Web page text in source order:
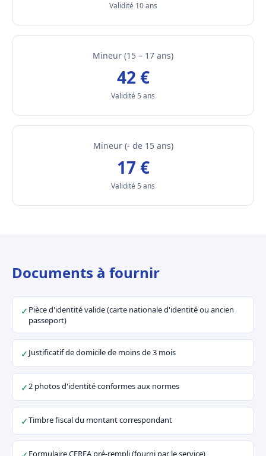
Validité 10 ans
Mineur (15 – 17 ans)
42 €
Validité 5 ans
Mineur (- de 15 ans)
17 €
Validité 5 ans
Documents à fournir
✓ Pièce d'identité valide (carte nationale d'identité ou ancien
passeport)
✓Justificatif de domicile de moins de 3 mois
✓2 photos d'identité conformes aux normes
✓Timbre fiscal du montant correspondant
Formulaire CERFA pré-rempli (fourni par le service)